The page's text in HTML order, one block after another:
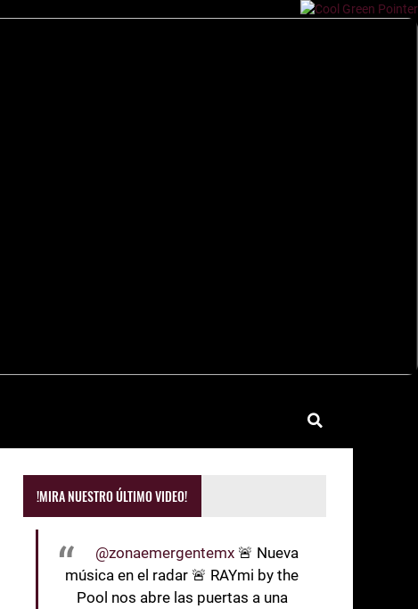
!MIRA NUESTRO ÚLTIMO VIDEO!
@zonaemergentemx 🚨 Nueva
música en el radar 🚨 RAYmi by the
Pool nos abre las puertas a una